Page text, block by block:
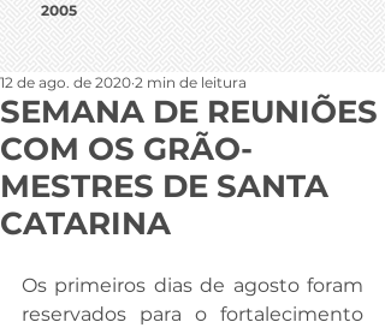
2005
SEMANA DE REUNIÕES
COM OS GRÃO-
MESTRES DE SANTA
CATARINA
12 de ago. de 2020 2 min de leitura
Os primeiros dias de agosto foram
reservados para o fortalecimento